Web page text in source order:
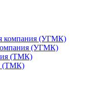
(УГМК)
(ТМК)